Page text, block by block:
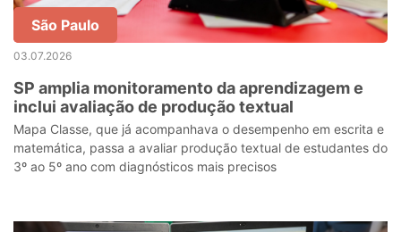
São Paulo
03.07.2026
SP amplia monitoramento da aprendizagem e
inclui avaliação de produção textual
Mapa Classe, que já acompanhava o desempenho em escrita e
matemática, passa a avaliar produção textual de estudantes do
3º ao 5º ano com diagnósticos mais precisos